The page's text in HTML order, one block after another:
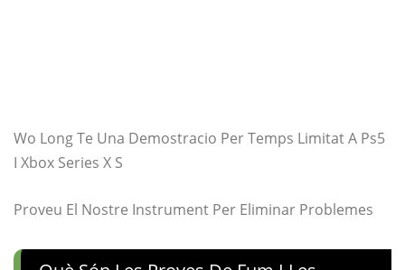
Wo Long Te Una Demostracio Per Temps Limitat A Ps5
I Xbox Series X S
Proveu El Nostre Instrument Per Eliminar Problemes